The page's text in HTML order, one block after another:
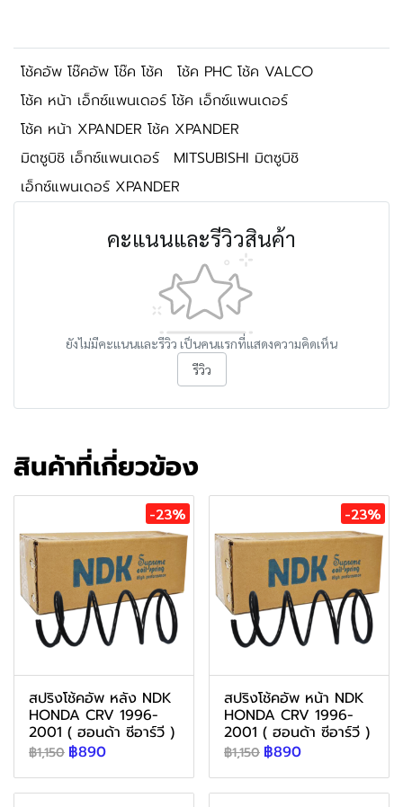
โช้คอัพ โช๊คอัพ โช๊ค โช้ค
โช้ค PHC โช้ค VALCO
โช้ค หน้า เอ็กซ์แพนเดอร์ โช้ค เอ็กซ์แพนเดอร์
โช้ค หน้า XPANDER โช้ค XPANDER
มิตซูบิชิ เอ็กซ์แพนเดอร์
MITSUBISHI มิตซูบิชิ
เอ็กซ์แพนเดอร์ XPANDER
คะแนนและรีวิวสินค้า
ยังไม่มีคะแนนและรีวิว เป็นคนแรกที่แสดงความคิดเห็น
รีวิว
สินค้าที่เกี่ยวข้อง
-23%
สปริงโช้คอัพ หลัง NDK
HONDA CRV 1996-
2001 ( ฮอนด้า ซีอาร์วี )
฿1,150 ฿890
-23%
สปริงโช้คอัพ หน้า NDK
HONDA CRV 1996-
2001 ( ฮอนด้า ซีอาร์วี )
฿1,150 ฿890